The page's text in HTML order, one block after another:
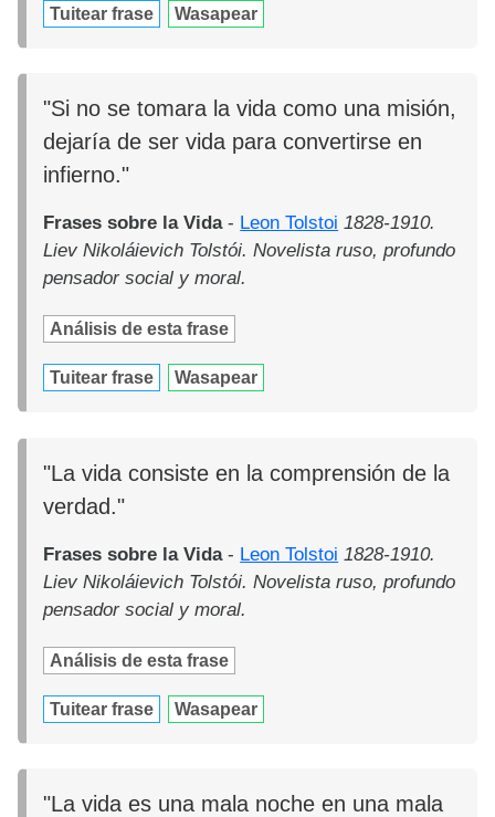
Tuitear frase Wasapear
"Si no se tomara la vida como una misión,
dejaría de ser vida para convertirse en
infierno."
Frases sobre la Vida- Leon Tolstoi 1828-1910.
Liev Nikoláievich Tolstói. Novelista ruso, profundo
pensador social y moral.
Análisis de esta frase
Tuitear frase Wasapear
"La vida consiste en la comprensión de la
verdad."
Frases sobre la Vida- Leon Tolstoi 1828-1910.
Liev Nikoláievich Tolstói. Novelista ruso, profundo
pensador social y moral.
Análisis de esta frase
Tuitear frase Wasapear
"La vida es una mala noche en una mala